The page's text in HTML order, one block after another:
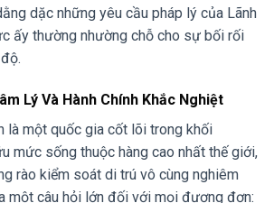
dặc những yêu cầu pháp lý của Lãnh
ấy thường nhường chỗ cho sự bối rối
Lý Và Hành Chính Khắc Nghiệt
là một quốc gia cốt lõi trong khối
mức sống thuộc hàng cao nhất thế giới,
rào kiểm soát di trú vô cùng nghiêm
một câu hỏi lớn đối với mọi đương đơn: